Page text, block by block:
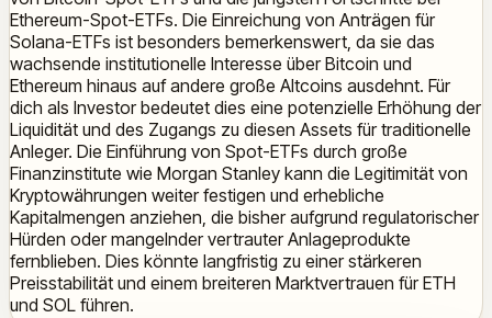
Ethereum-Spot-ETFs. Die Einreichung von Anträgen für
Solana-ETFs ist besonders bemerkenswert, da sie das
wachsende institutionelle Interesse über Bitcoin und
Ethereum hinaus auf andere große Altcoins ausdehnt. Für
dich als Investor bedeutet dies eine potenzielle Erhöhung der
Liquidität und des Zugangs zu diesen Assets für traditionelle
Anleger. Die Einführung von Spot-ETFs durch große
Finanzinstitute wie Morgan Stanley kann die Legitimität von
Kryptowährungen weiter festigen und erhebliche
Kapitalmengen anziehen, die bisher aufgrund regulatorischer
Hürden oder mangelnder vertrauter Anlageprodukte
fernblieben. Dies könnte langfristig zu einer stärkeren
Preisstabilität und einem breiteren Marktvertrauen für ETH
und SOL führen.